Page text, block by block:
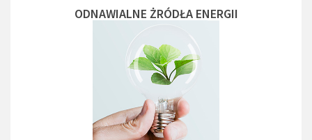
ODNAWIALNE ŻRÓDŁA ENERGII